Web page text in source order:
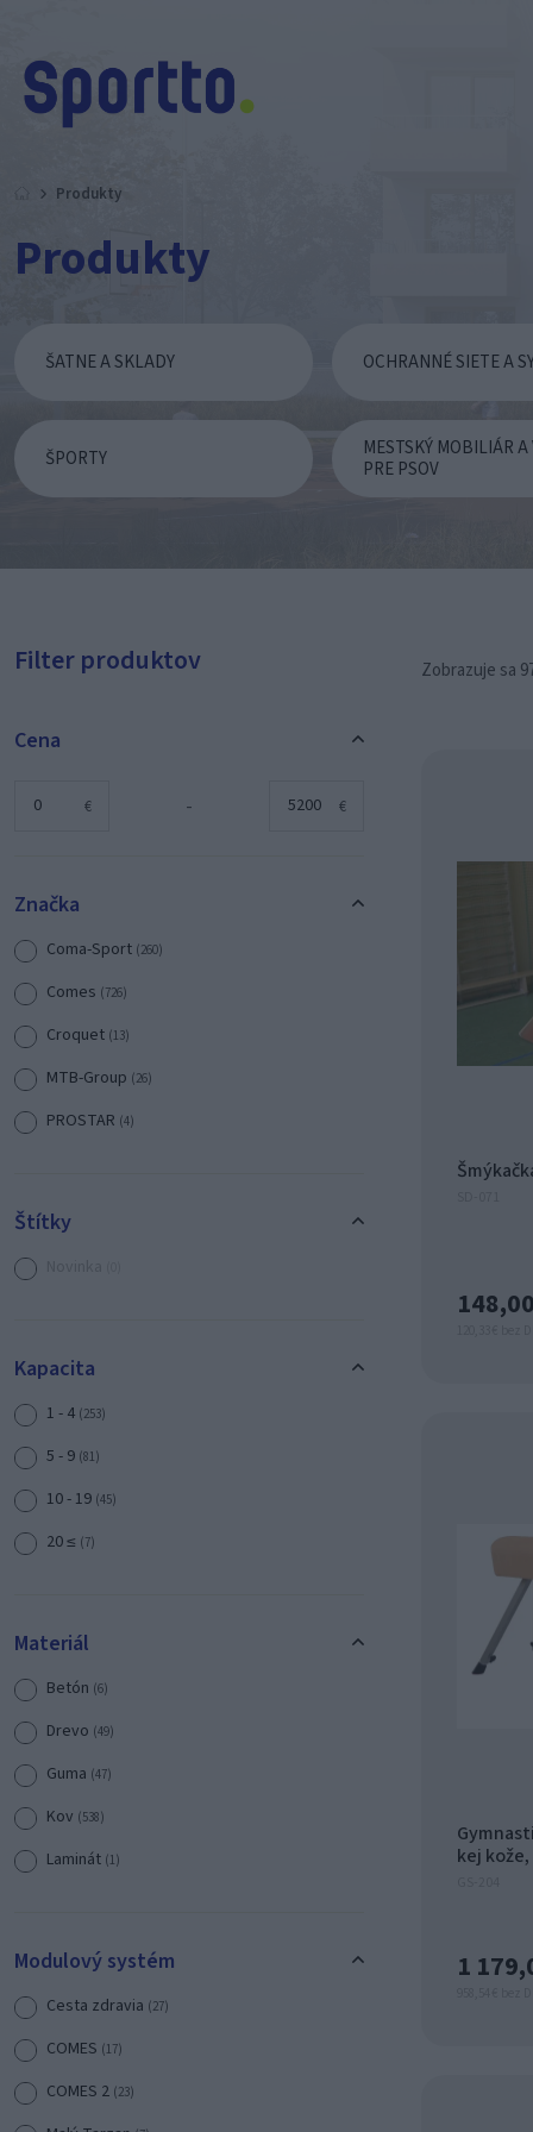
Produkty
Produkty
ŠATNE A SKLADY OCHRANNÉ SIETE A
ŠPORTY
MESTSKÝ MOBILIÁR A
PRE PSOV
Filter produktov
Cena
€ - €
Značka
Coma-Sport (260)
Comes (726)
Croquet (13)
MTB-Group (26)
PROSTAR (4)
Štítky
Kapacita
1 - 4 (253)
5 - 9 (81)
10 - 19 (45)
20 ≤ (7)
Materiál
Betón (6)
Drevo (49)
Guma (47)
Kov (538)
Laminát (1)
Modulový systém
Cesta zdravia (27)
COMES (17)
COMES 2 (23)
Zobrazuje sa
kej
1